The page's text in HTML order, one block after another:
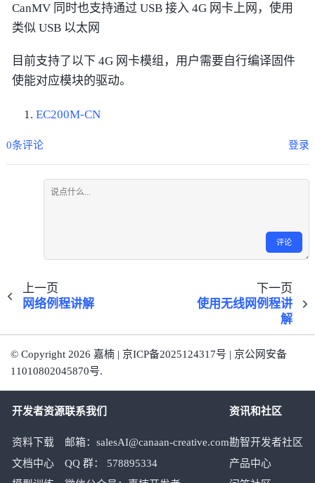
CanMV 同时也支持通过 USB 接入 4G 网卡上网，使用
类似 USB 以太网
目前支持了以下 4G 网卡模组，用户需要自行编译固件
使能对应模块的驱动。
EC200M-CN
0条评论 登录
评论
上一页
网络例程讲解
下一页
使用无线网例程讲
解
© Copyright 2026 嘉楠 | 京ICP备2025124317号 | 京公网安备
11010802045870号.
开发者资源
资料下载
文档中心
联系我们
邮箱：salesAI@canaan-creative.com
QQ 群： 578895334
资讯和社区
勘智开发者社区
产品中心